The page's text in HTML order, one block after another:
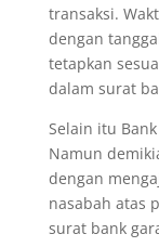
transaksi.
dengan
tetapkan
dalam surat
Selain itu
Namun
dengan
nasabah atas
surat bank